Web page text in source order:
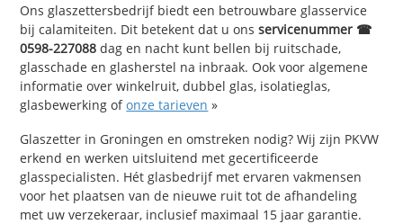
Ons glaszettersbedrijf biedt een betrouwbare glasservice
bij calamiteiten. Dit betekent dat u onsservicenummer ☎
0598-227088 dag en nacht kunt bellen bij ruitschade,
glasschade en glasherstel na inbraak. Ook voor algemene
informatie over winkelruit, dubbel glas, isolatieglas,
glasbewerking ofonze tarieven »
Glaszetter in Groningen en omstreken nodig? Wij zijn PKVW
erkend en werken uitsluitend met gecertificeerde
glasspecialisten. Hét glasbedrijf met ervaren vakmensen
voor het plaatsen van de nieuwe ruit tot de afhandeling
met uw verzekeraar, inclusief maximaal 15 jaar garantie.